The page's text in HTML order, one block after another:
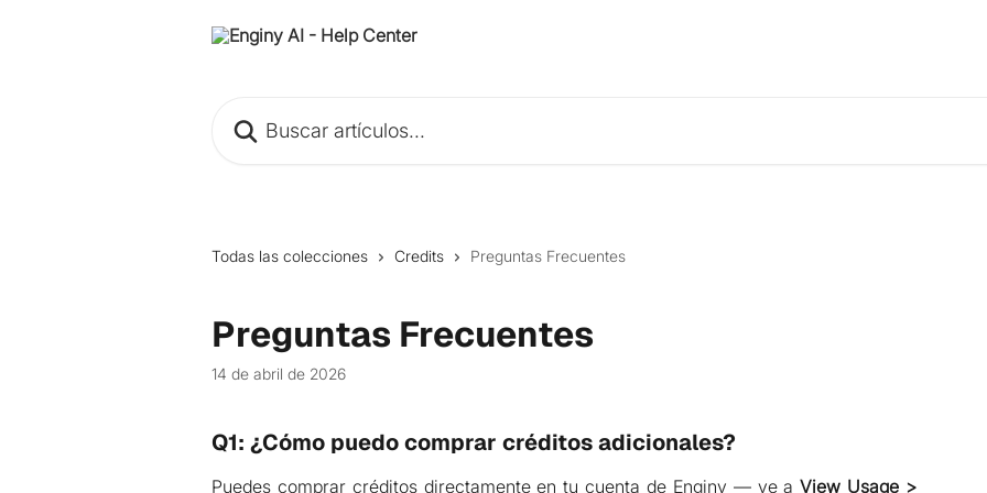
Todas las colecciones Credits Preguntas Frecuentes
Preguntas Frecuentes
14 de abril de 2026
Q1: ¿Cómo puedo comprar créditos adicionales?
Puedes comprar créditos directamente en tu cuenta de Enginy — ve aView Usage >